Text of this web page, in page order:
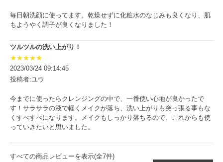
毎日朝洗顔に使ってます。乾燥せずに化粧水のなじみも良くなり、肌
もようやく調子が良くなりました！
ツルツルの洗い上がり！
★★★★★
2023/03/24 09:14:45
投稿者:ユウ
今までに使ったらクレンジングの中で、一番使い心地が良かったで
す！サラサラの液で軽くメイクが落ち、洗い上がりも突っ張る事もな
くすべすべになります。メイクもしっかり落ちるので、これからも使
っていきたいと思いました。
すべての商品レビューを表示(全7件)